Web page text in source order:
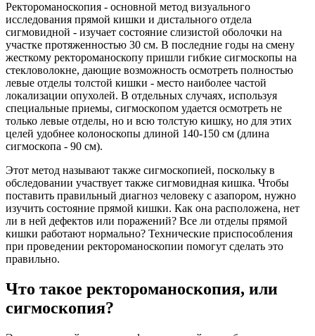
Ректороманоскопия - основной метод визуального
исследования прямой кишки и дистального отдела
сигмовидной - изучает состояние слизистой оболочки на
участке протяженностью 30 см. В последние годы на смену
жесткому ректороманоскопу пришли гибкие сигмоскопы на
стекловолокне, дающие возможность осмотреть полностью
левые отделы толстой кишки - место наиболее частой
локализации опухолей. В отдельных случаях, используя
специальные приемы, сигмоскопом удается осмотреть не
только левые отделы, но и всю толстую кишку, но для этих
целей удобнее колоноскопы длиной 140-150 см (длина
сигмоскопа - 90 см).
Этот метод называют также сигмоскопией, поскольку в
обследовании участвует также сигмовидная кишка. Чтобы
поставить правильный диагноз человеку с азапором, нужно
изучить состояние прямой кишки. Как она расположена, нет
ли в ней дефектов или поражений? Все ли отделы прямой
кишки работают нормально? Технические приспособления
при проведении ректороманоскопии помогут сделать это
правильно.
Что такое ректороманоскопия, или
сигмоскопия?